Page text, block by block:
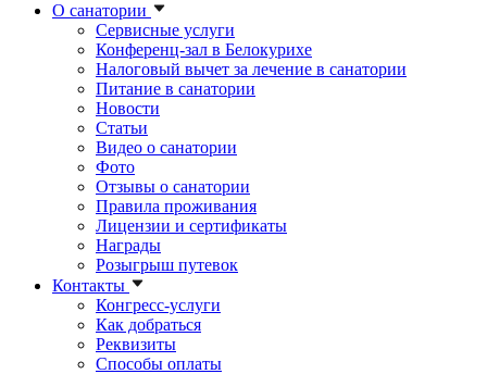
О санатории
Сервисные услуги
Конференц-зал в Белокурихе
Налоговый вычет за лечение в санатории
Питание в санатории
Новости
Статьи
Видео о санатории
Фото
Отзывы о санатории
Правила проживания
Лицензии и сертификаты
Награды
Розыгрыш путевок
Контакты
Конгресс-услуги
Как добраться
Реквизиты
Способы оплаты